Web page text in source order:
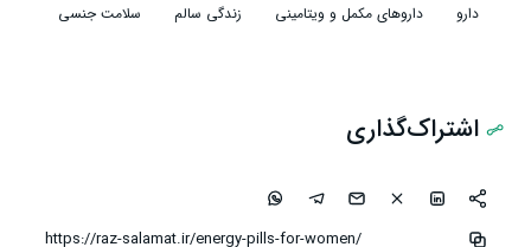
دارو داروهای مکمل و ویتامینی زندگی سالم سلامت جنسی
اشتراک‌گذاری